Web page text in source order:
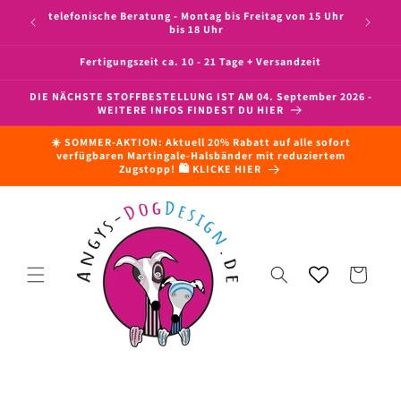
Direkt zum
Inhalt
NRW
telefonische Beratung - Montag bis Freitag von 15 Uhr
bis 18 Uhr
Fertigungszeit ca. 10 - 21 Tage + Versandzeit
DIE NÄCHSTE STOFFBESTELLUNG IST AM 04. September 2026 -
WEITERE INFOS FINDEST DU HIER
☀️ SOMMER-AKTION: Aktuell 20% Rabatt auf alle sofort
verfügbaren Martingale-Halsbänder mit reduziertem
Zugstopp! 🛍️ KLICKE HIER
Warenkorb